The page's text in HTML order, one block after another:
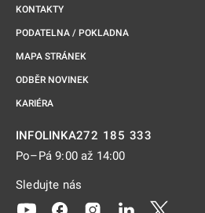
KONTAKTY
PODATELNA / POKLADNA
MAPA STRÁNEK
ODBĚR NOVINEK
KARIÉRA
INFOLINKA272 185 333
Po–Pá 9:00 až 14:00
Sledujte nás
Odkaz se otevře na nové kartě
Odkaz se otevře na
Odkaz se otevře
Odkaz se